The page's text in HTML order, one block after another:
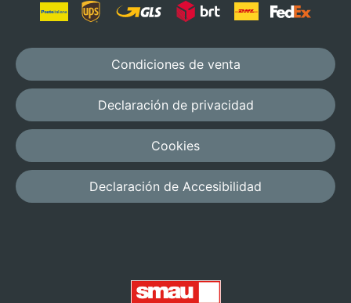
Condiciones de venta
Declaración de privacidad
Cookies
Declaración de Accesibilidad